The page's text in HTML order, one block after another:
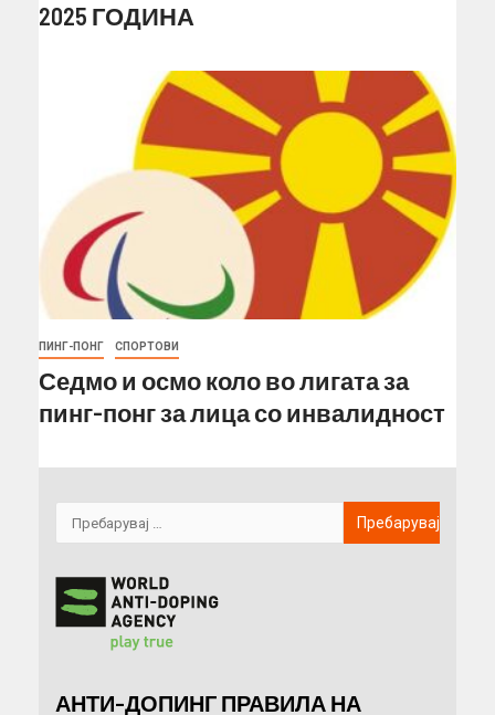
2025 ГОДИНА
ПИНГ-ПОНГ СПОРТОВИ
Седмо и осмо коло во лигата за
пинг-понг за лица со инвалидност
АНТИ-ДОПИНГ ПРАВИЛА НА